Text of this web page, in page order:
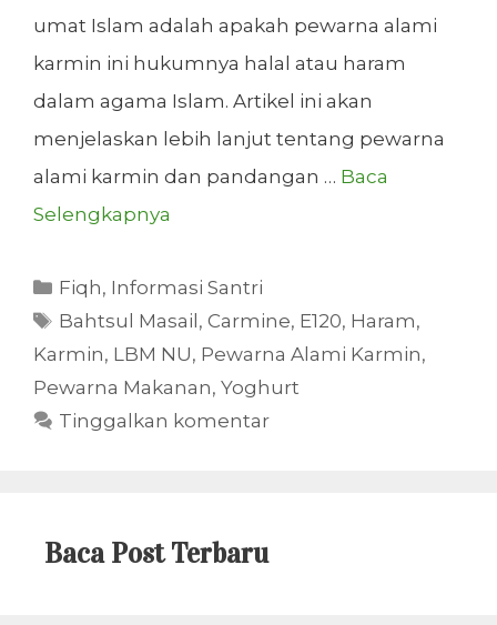
umat Islam adalah apakah pewarna alami
karmin ini hukumnya halal atau haram
dalam agama Islam. Artikel ini akan
menjelaskan lebih lanjut tentang pewarna
alami karmin dan pandangan … Baca
Selengkapnya
Kategori
Fiqh, Informasi Santri
Tag
Bahtsul Masail,Carmine, E120, Haram,
Karmin, LBM NU, Pewarna Alami Karmin,
Pewarna Makanan, Yoghurt
Tinggalkan komentar
Baca Post Terbaru